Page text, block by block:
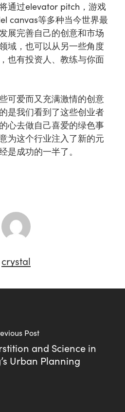
通过elevator pitch，游戏
canvas等多种当今世界最
展完善自己的创意和市场
域，也可以从另一些角度
也有投资人、教练与你面
可爱而又充满激情的创意
是我们看到了这些创业者
心去做自己喜爱的绿色事
为这个行业注入了新的元
是成功的一半了。
crystal
Post
and Science in
Urban Planning